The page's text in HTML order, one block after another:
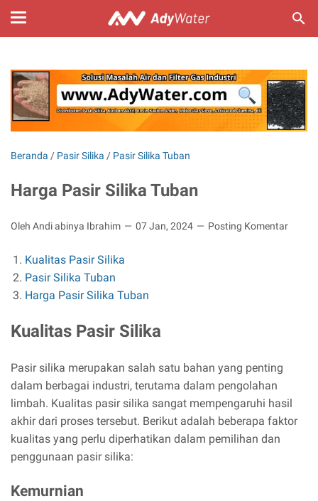
Beranda / Pasir Silika / Pasir Silika Tuban
Harga Pasir Silika Tuban
Oleh Andi abinya Ibrahim 07 Jan, 2024 Posting Komentar
Kualitas Pasir Silika
Pasir Silika Tuban
Harga Pasir Silika Tuban
Kualitas Pasir Silika
Pasir silika merupakan salah satu bahan yang penting
dalam berbagai industri, terutama dalam pengolahan
limbah. Kualitas pasir silika sangat mempengaruhi hasil
akhir dari proses tersebut. Berikut adalah beberapa faktor
kualitas yang perlu diperhatikan dalam pemilihan dan
penggunaan pasir silika:
Kemurnian